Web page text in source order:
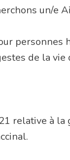
un/e
personnes
de la
relative à